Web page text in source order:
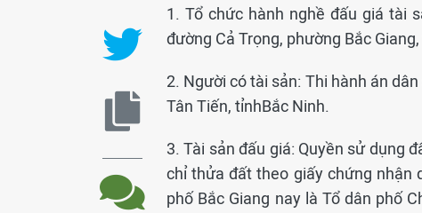
1. Tổ chức hành nghề đấu giá tài
đường Cả Trọng, phường Bắc
2. Người có tài sản: Thi hành án
Tân Tiến, tỉnhBắc Ninh.
3. Tài sản đấu giá: Quyền sử dụng
chỉ thửa đất theo giấy chứng nhận
phố Bắc Giang nay là Tổ dân phố